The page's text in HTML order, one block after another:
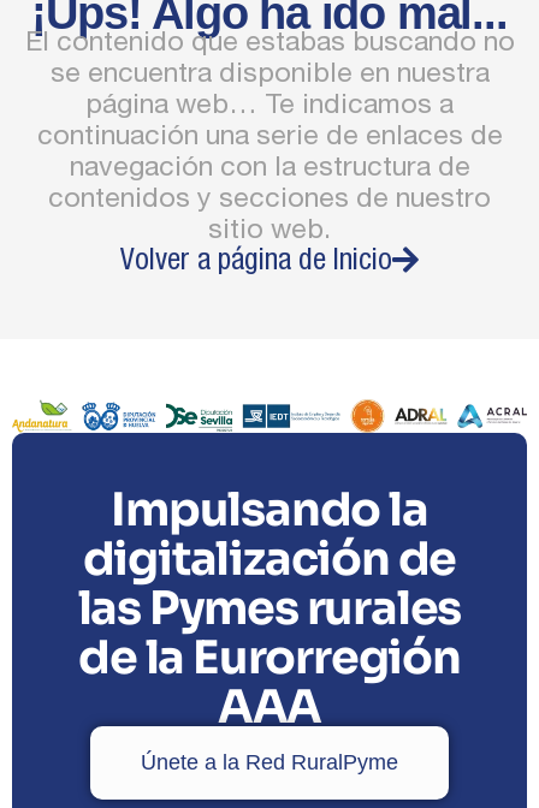
¡Ups! Algo ha ido mal...
El contenido que estabas buscando no
se encuentra disponible en nuestra
página web… Te indicamos a
continuación una serie de enlaces de
navegación con la estructura de
contenidos y secciones de nuestro
sitio web.
Volver a página de Inicio
Impulsando la
digitalización de
las Pymes rurales
de la Eurorregión
AAA
Únete a la Red RuralPyme